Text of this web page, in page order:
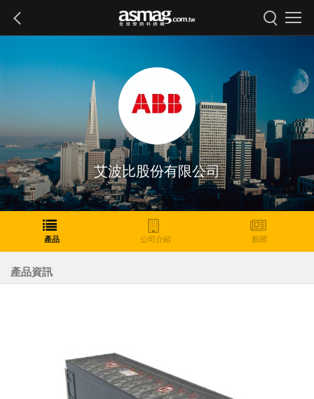
艾波比股份有限公司
產品 公司介紹 新聞
產品資訊